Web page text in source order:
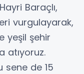
Baraçlı,
vurgulayarak,
yeşil şehir
atıyoruz.
sene de 15